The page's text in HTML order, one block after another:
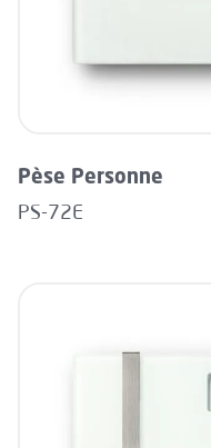
Pèse Personne
PS-72E